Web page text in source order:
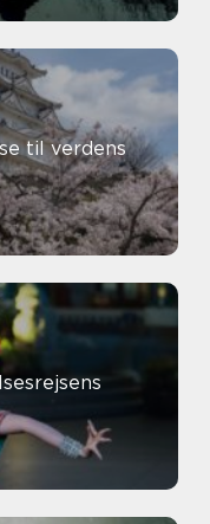
til verdens